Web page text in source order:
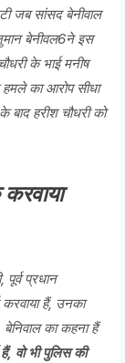
जब सांसद बेनीवाल
बेनीवल6ने इस
के भाई मनीष
हमले का आरोप सीधा
बाद हरीश चौधरी को
प्रधान
हैं, उनका
का कहना हैं
वो भी पुलिस की